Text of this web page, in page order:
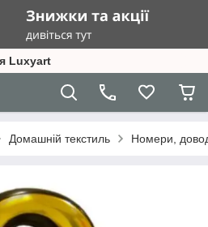
Luxyart
Домашній текстиль Номери,